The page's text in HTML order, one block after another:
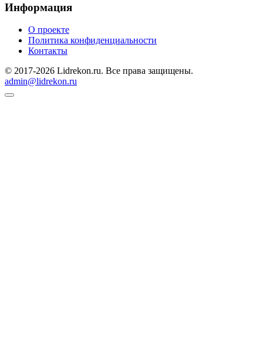
Информация
О проекте
Политика конфиденциальности
Контакты
© 2017-2026 Lidrekon.ru. Все права защищены.
admin@lidrekon.ru